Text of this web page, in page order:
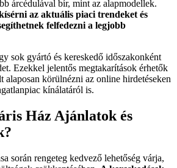
árcédulával bír, mint az alapmodellek.
az aktuális piaci trendeket és
felfedezni a legjobb
sok gyártó és kereskedő időszakonként
Ezekkel jelentős megtakarítások érhetők
alaposan körülnézni az online hirdetéseken
kínálatáról is.
Ház Ajánlatok és
során rengeteg kedvező lehetőség várja,